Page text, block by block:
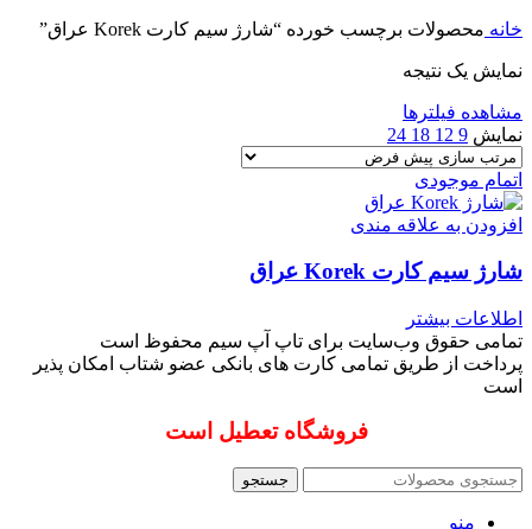
خانه محصولات برچسب خورده “شارژ سیم کارت Korek عراق”
نمایش یک نتیجه
مشاهده فیلترها
نمایش 9
12
18
24
اتمام موجودی
افزودن به علاقه مندی
شارژ سیم کارت Korek عراق
اطلاعات بیشتر
تمامی حقوق وب‌سایت برای تاپ آپ سیم محفوظ است
پرداخت از طریق تمامی کارت های بانکی عضو شتاب امکان پذیر
است
فروشگاه تعطیل است
جستجو
منو